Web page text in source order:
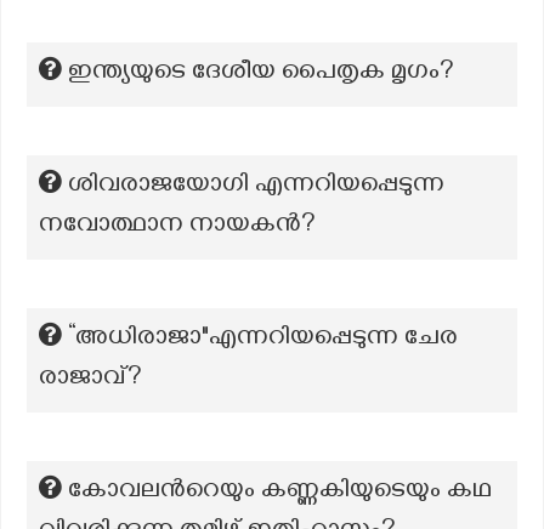
ഇന്ത്യയുടെ ദേശീയ പൈതൃക മൃഗം?
ശിവരാജയോഗി എന്നറിയപ്പെടുന്ന
നവോത്ഥാന നായകൻ?
“അധിരാജാ"എന്നറിയപ്പെടുന്ന ചേര
രാജാവ്?
കോവലന്‍റെയും കണ്ണകിയുടെയും കഥ